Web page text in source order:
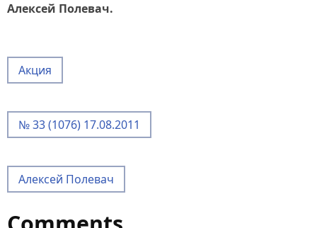
Алексей Полевач.
Акция
№ 33 (1076) 17.08.2011
Алексей Полевач